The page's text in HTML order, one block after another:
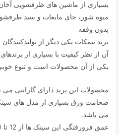
بسیاری از ماشین های ظرفشویی آخان
میوه شور، جای مایعات و سبد
بدون وقفه
برند بیمکات یکی دیگر از
آن از نظر کیفیت با بسیاری از
یکی از آن محصولات است و تنوع
محصولات این برند دارای گارانتی می
می باشد.
عمق فرورفتگی این سینک ها از 12 تا 20 سانتی متر است.